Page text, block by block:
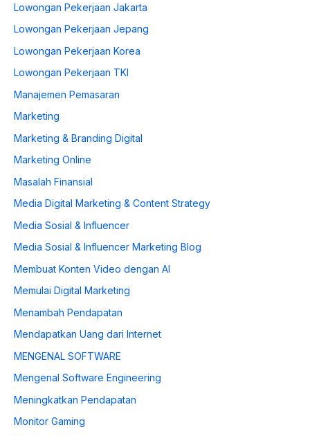
Lowongan Pekerjaan Jakarta
Lowongan Pekerjaan Jepang
Lowongan Pekerjaan Korea
Lowongan Pekerjaan TKI
Manajemen Pemasaran
Marketing
Marketing & Branding Digital
Marketing Online
Masalah Finansial
Media Digital Marketing & Content Strategy
Media Sosial & Influencer
Media Sosial & Influencer Marketing Blog
Membuat Konten Video dengan AI
Memulai Digital Marketing
Menambah Pendapatan
Mendapatkan Uang dari Internet
MENGENAL SOFTWARE
Mengenal Software Engineering
Meningkatkan Pendapatan
Monitor Gaming